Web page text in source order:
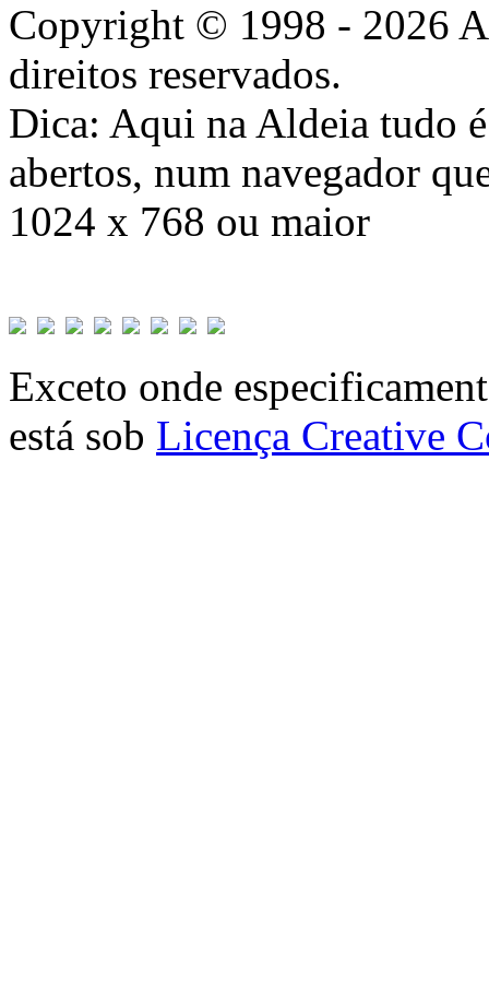
Copyright © 1998 - 2026
direitos reservados.
Dica: Aqui na Aldeia tudo
abertos, num navegador
1024 x 768 ou maior
Exceto onde
está sob Licença Creative